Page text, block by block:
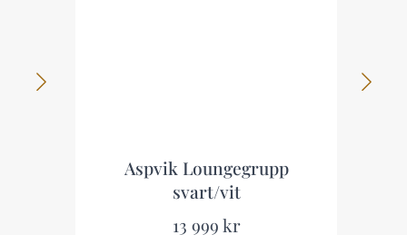
Aspvik Loungegrupp
svart/vit
13 999 kr